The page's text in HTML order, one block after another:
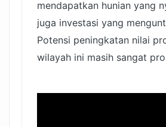
mendapatkan hunian yang
juga investasi yang
Potensi peningkatan nilai
wilayah ini masih sangat